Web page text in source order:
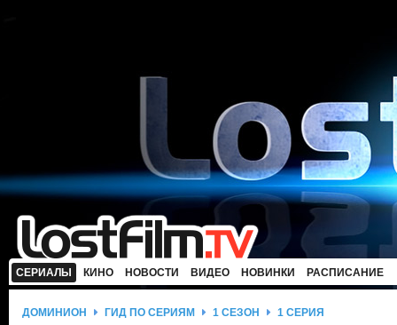
СЕРИАЛЫ КИНО НОВОСТИ ВИДЕО НОВИНКИ РАСПИСАНИЕ
ДОМИНИОН ГИД ПО СЕРИЯМ 1 СЕЗОН 1 СЕРИЯ